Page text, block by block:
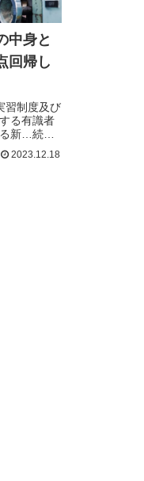
中身と
回帰し
習制度及び
る有識者
新…続き
2023.12.18